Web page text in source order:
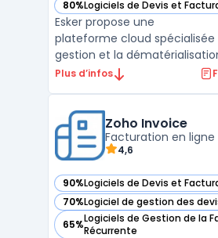
80%Logiciels de Devis et
— voir Esker dans cette
Esker propose une
plateforme cloud spécialisée
gestion et la
factures, conformément aux
d'automatiser le traitement
des factures fournisseurs ...
Plus d’infos
Zoho Invoice
Facturation en
4,6
90%Logiciels de Devis et
— voir Zoho Invoice dans cette
70%Logiciel de gestion des
— voir Zoho Invoice dans cette
65%Logiciels de Gestion de la
Récurrente
— voir Zoho Invoice dans cette